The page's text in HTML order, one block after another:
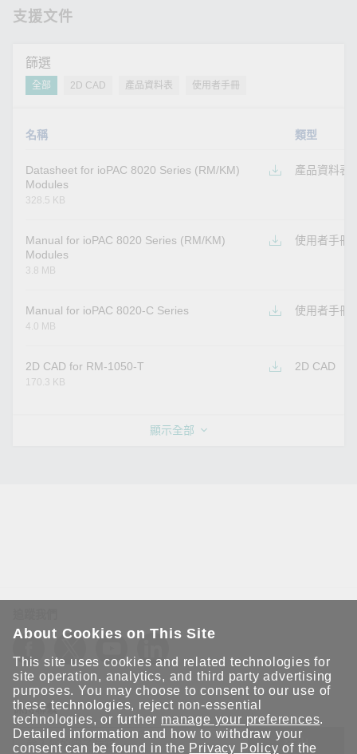
支援文件
篩選
全部 2D CAD 產品資料表 使用者手冊
名稱 類型
Datasheet for ioPAC 8020 Series (RM/KM)
Modules
328.5 KB
產品資料表
Manual for ioPAC 8020 Series (RM/KM)
Modules
3.8 MB
使用者手冊
Manual for ioPAC 8020-C Series
4.0 MB
使用者手冊
2D CAD for RM-1050-T
170.3 KB
2D CAD
顯示全部
保持聯繫
送出
About Cookies on This Site
This site uses cookies and related technologies for
site operation, analytics, and third party advertising
purposes. You may choose to consent to our use of
these technologies, reject non-essential
technologies, or further manage your preferences.
Detailed information and how to withdraw your
consent can be found in the Privacy Policy of the